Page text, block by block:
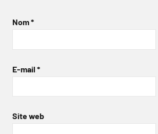
Nom*
E-mail *
Site web